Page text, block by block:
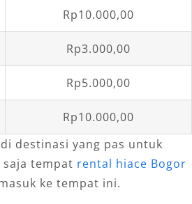
Rp10.000,00
Rp3.000,00
Rp5.000,00
Rp10.000,00
destinasi yang pas untuk
tempat rental hiace Bogor
ke tempat ini.